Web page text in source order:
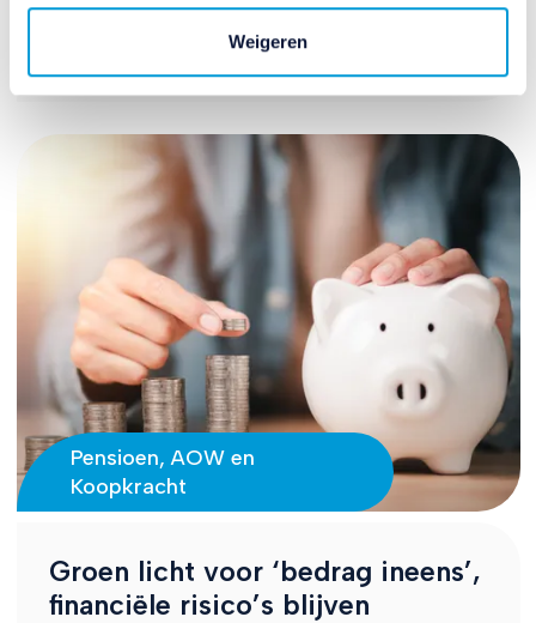
Weigeren
Pensioen, AOW en
Koopkracht
Groen licht voor ‘bedrag ineens’,
financiële risico’s blijven